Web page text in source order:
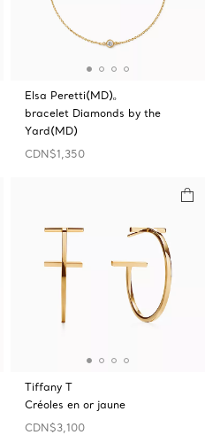
Elsa Peretti(MD)ₒ
bracelet Diamonds by the
Yard(MD)
CDN$1,350
Tiffany T
Créoles en or jaune
CDN$3,100